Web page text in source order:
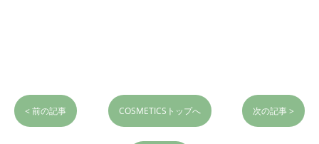
< 前の記事 COSMETICSトップへ 次の記事 >